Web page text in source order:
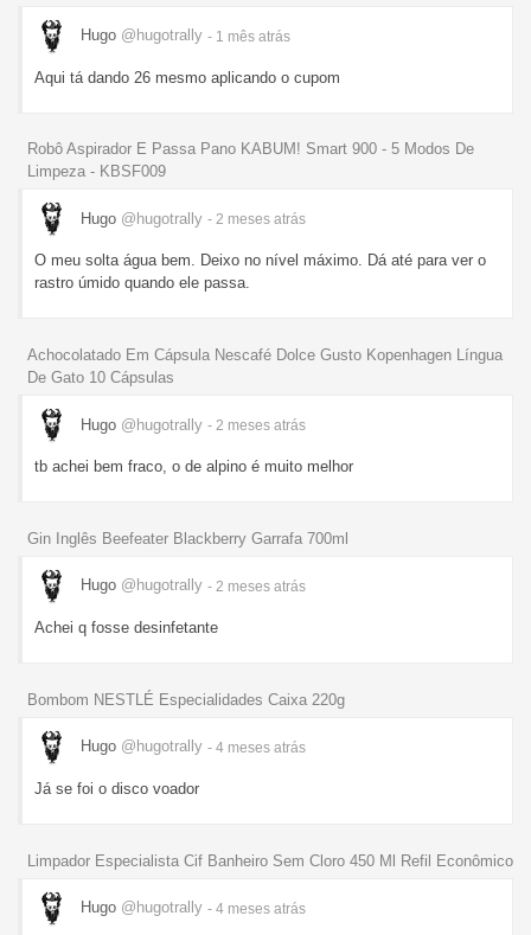
Hugo @hugotrally - 1 mês atrás
Aqui tá dando 26 mesmo aplicando o cupom
Robô Aspirador E Passa Pano KABUM! Smart 900 - 5 Modos De
Limpeza - KBSF009
Hugo @hugotrally - 2 meses atrás
O meu solta água bem. Deixo no nível máximo. Dá até para ver o
rastro úmido quando ele passa.
Achocolatado Em Cápsula Nescafé Dolce Gusto Kopenhagen Língua
De Gato 10 Cápsulas
Hugo @hugotrally - 2 meses atrás
tb achei bem fraco, o de alpino é muito melhor
Gin Inglês Beefeater Blackberry Garrafa 700ml
Hugo @hugotrally - 2 meses atrás
Achei q fosse desinfetante
Bombom NESTLÉ Especialidades Caixa 220g
Hugo @hugotrally - 4 meses atrás
Já se foi o disco voador
Limpador Especialista Cif Banheiro Sem Cloro 450 Ml Refil Econômico
Hugo @hugotrally - 4 meses atrás